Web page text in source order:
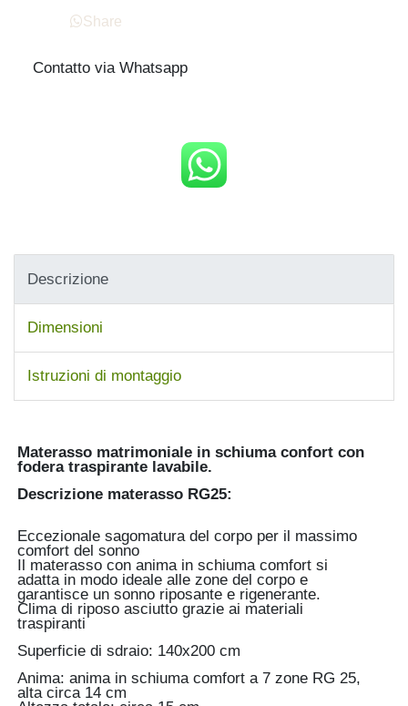
Share
Contatto via Whatsapp
Descrizione
Dimensioni
Istruzioni di montaggio
Materasso matrimoniale in schiuma confort con
fodera traspirante lavabile.
Descrizione materasso RG25:
Eccezionale sagomatura del corpo per il massimo
comfort del sonno
Il materasso con anima in schiuma comfort si
adatta in modo ideale alle zone del corpo e
garantisce un sonno riposante e rigenerante.
Clima di riposo asciutto grazie ai materiali
traspiranti
Superficie di sdraio: 140x200 cm
Anima: anima in schiuma comfort a 7 zone RG 25,
alta circa 14 cm